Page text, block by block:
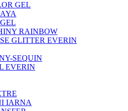
GEL
RAINBOW
GLITTER EVERIN
SEQUIN
EVERIN
IARNA